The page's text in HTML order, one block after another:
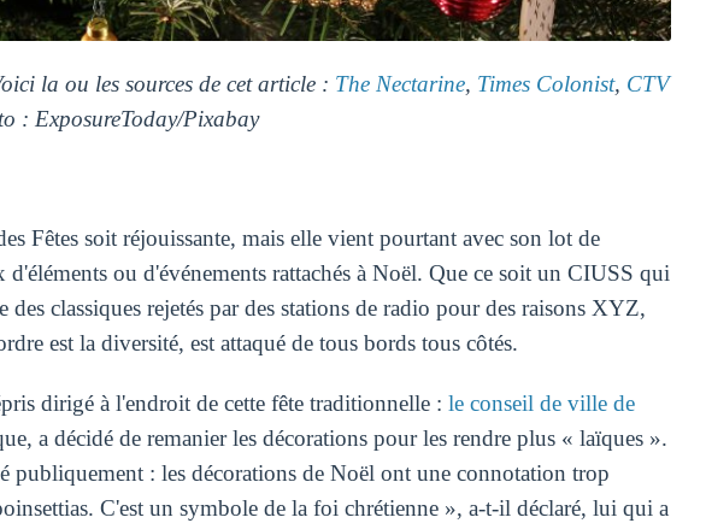
la ou les sources de cet article : The Nectarine, Times Colonist, CTV
: ExposureToday/Pixabay
Fêtes soit réjouissante, mais elle vient pourtant avec son lot de
d'éléments ou d'événements rattachés à Noël. Que ce soit un CIUSS qui
classiques rejetés par des stations de radio pour des raisons XYZ,
est la diversité, est attaqué de tous bords tous côtés.
dirigé à l'endroit de cette fête traditionnelle : le conseil de ville de
a décidé de remanier les décorations pour les rendre plus « laïques ».
publiquement : les décorations de Noël ont une connotation trop
C'est un symbole de la foi chrétienne », a-t-il déclaré, lui qui a